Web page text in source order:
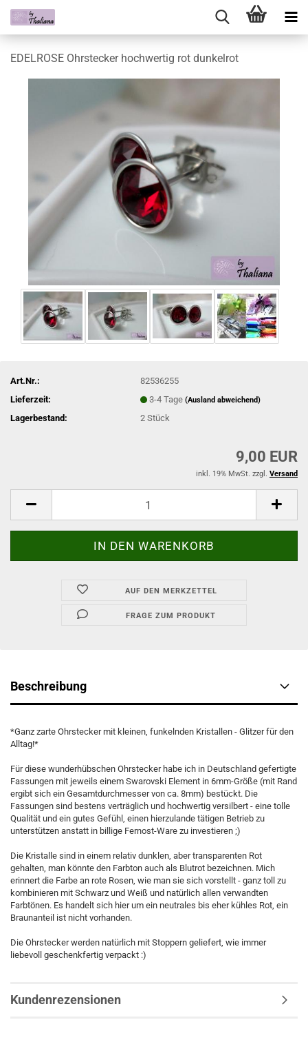
EDELROSE Ohrstecker hochwertig rot dunkelrot
Art.Nr.:
82536255
Lieferzeit:
3-4 Tage(Ausland abweichend)
Lagerbestand: 2Stück
9,00 EUR
inkl. 19% MwSt. zzgl. Versand
AUF DEN MERKZETTEL
FRAGE ZUM PRODUKT
Beschreibung
*Ganz zarte Ohrstecker mit kleinen, funkelnden Kristallen - Glitzer für den
Alltag!*
Für diese wunderhübschen Ohrstecker habe ich in Deutschland gefertigte
Fassungen mit jeweils einem Swarovski Element in 6mm-Größe (mit Rand
ergibt sich ein Gesamtdurchmesser von ca. 8mm) bestückt. Die
Fassungen sind bestens verträglich und hochwertig versilbert - eine tolle
Qualität und ein gutes Gefühl, einen hierzulande tätigen Betrieb zu
unterstützen anstatt in billige Fernost-Ware zu investieren ;)
Die Kristalle sind in einem relativ dunklen, aber transparenten Rot
gehalten, man könnte den Farbton auch als Blutrot bezeichnen. Mich
erinnert die Farbe an rote Rosen, wie man sie sich vorstellt - ganz toll zu
kombinieren mit Schwarz und Weiß und natürlich allen verwandten
Farbtönen. Es handelt sich hier um ein neutrales bis eher kühles Rot, ein
Braunanteil ist nicht vorhanden.
Die Ohrstecker werden natürlich mit Stoppern geliefert, wie immer
liebevoll geschenkfertig verpackt :)
Kundenrezensionen